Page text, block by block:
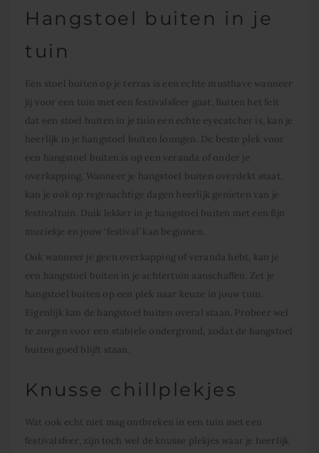
Hangstoel buiten in je
tuin
Een stoel buiten op je terras is een echte musthave wanneer
jij voor een tuin met een festivalsfeer gaat. Buiten het feit
dat een stoel buiten in je tuin een echte eyecatcher is, kan je
heerlijk in je hangstoel buiten loungen. De beste plek voor
een hangstoel buiten is op een veranda of onder je
overkapping. Wanneer je hangstoel buiten overdekt staat,
kan je ook op regenachtige dagen heerlijk genieten van je
festivaltuin. Duik lekker in je hangstoel buiten met een fijn
muziekje en jouw ‘festival’ kan beginnen.
Ook wanneer je geen overkapping of veranda hebt, kan je
een hangstoel buiten in je achtertuin aanschaffen. Zet je
hangstoel buiten op een plek naar keuze in jouw tuin.
Eigenlijk kan de hangstoel buiten overal staan. Probeer wel
te zorgen voor een stabiele ondergrond, zodat de hangstoel
buiten goed blijft staan.
Knusse chillplekjes
Wat ook echt niet mag ontbreken in een tuin met een
festivalsfeer, zijn toch wel de knusse plekjes waar je heerlijk